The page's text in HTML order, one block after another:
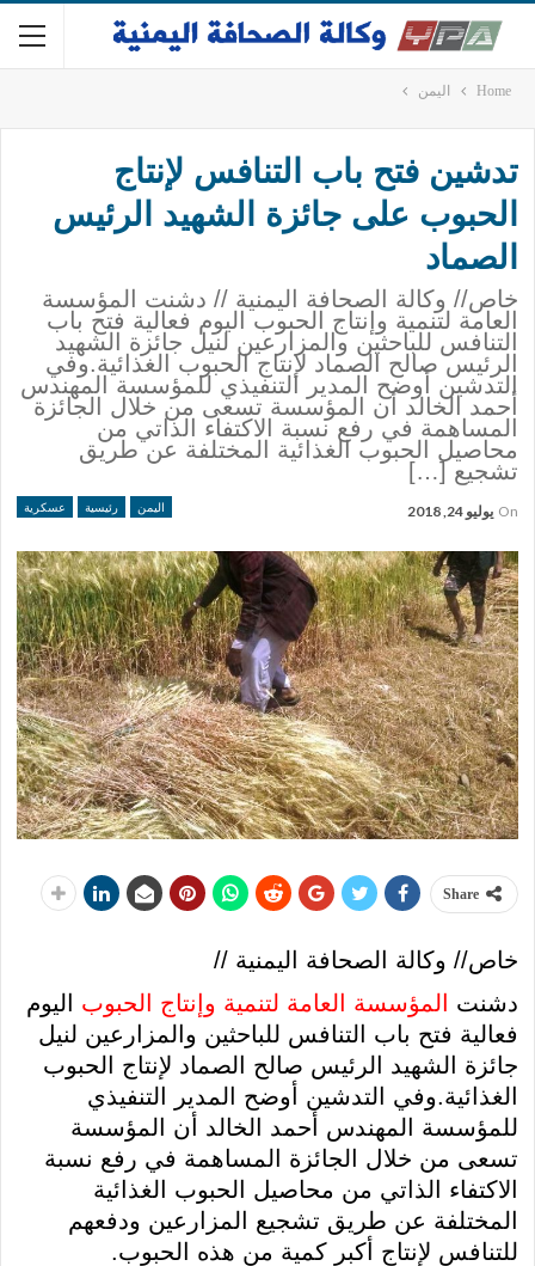
Home اليمن
تدشين فتح باب التنافس لإنتاج
الحبوب على جائزة الشهيد الرئيس
الصماد
خاص// وكالة الصحافة اليمنية // دشنت المؤسسة
العامة لتنمية وإنتاج الحبوب اليوم فعالية فتح باب
التنافس للباحثين والمزارعين لنيل جائزة الشهيد
الرئيس صالح الصماد لإنتاج الحبوب الغذائية.وفي
التدشين أوضح المدير التنفيذي للمؤسسة المهندس
أحمد الخالد أن المؤسسة تسعى من خلال الجائزة
المساهمة في رفع نسبة الاكتفاء الذاتي من
محاصيل الحبوب الغذائية المختلفة عن طريق
تشجيع […]
اليمن رئيسية عسكرية On يوليو 24, 2018
Share
خاص// وكالة الصحافة اليمنية //
دشنت المؤسسة العامة لتنمية وإنتاج الحبوب اليوم
فعالية فتح باب التنافس للباحثين والمزارعين لنيل
جائزة الشهيد الرئيس صالح الصماد لإنتاج الحبوب
الغذائية.وفي التدشين أوضح المدير التنفيذي
للمؤسسة المهندس أحمد الخالد أن المؤسسة
تسعى من خلال الجائزة المساهمة في رفع نسبة
الاكتفاء الذاتي من محاصيل الحبوب الغذائية
المختلفة عن طريق تشجيع المزارعين ودفعهم
للتنافس لإنتاج أكبر كمية من هذه الحبوب.